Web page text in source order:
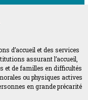
d’accueil et des services
assurant l’accueil,
et de familles en difficultés
ou physiques actives
en grande précarité